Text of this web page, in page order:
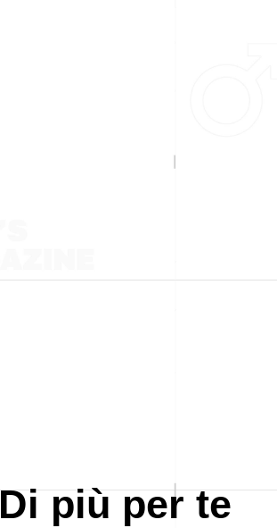
Di più per te